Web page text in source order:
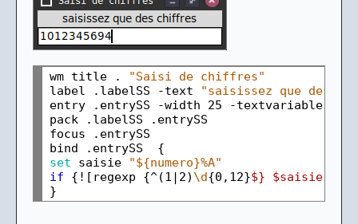
wm title .
"Saisi de chiffres"
label .labelSS -text
"saisissez que des
entry .entrySS -width 25 -textvariable
pack .labelSS .entrySS
focus .entrySS
bind .entrySS
set saisie
"${numero}%A"
if {![regexp {^(1|2) \d{0,12}$} $saisie